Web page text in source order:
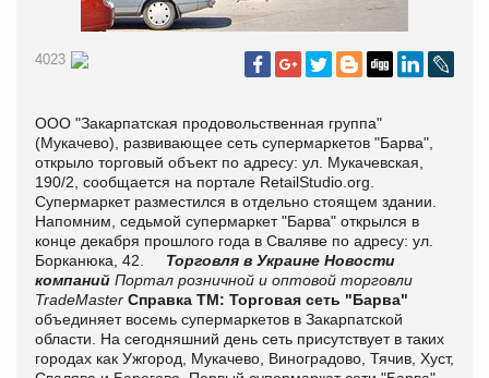
4023
ООО "Закарпатская продовольственная группа"
(Мукачево), развивающее сеть супермаркетов "Барва",
открыло торговый объект по адресу: ул. Мукачевская,
190/2, сообщается на портале RetailStudio.org
Супермаркет разместился в отдельно стоящем здании.
Напомним, седьмой супермаркет "Барва" открылся в
конце декабря прошлого года в Сваляве по адресу: ул.
Борканюка, 42.
Торговля в Украине Новости
компаний Портал розничной и оптовой торговли
TradeMaster Справка ТМ: Торговая сеть "Барва"
объединяет восемь супермаркетов в Закарпатской
области. На сегодняшний день сеть присутствует в таких
городах как Ужгород, Мукачево, Виноградово, Тячив, Хуст,